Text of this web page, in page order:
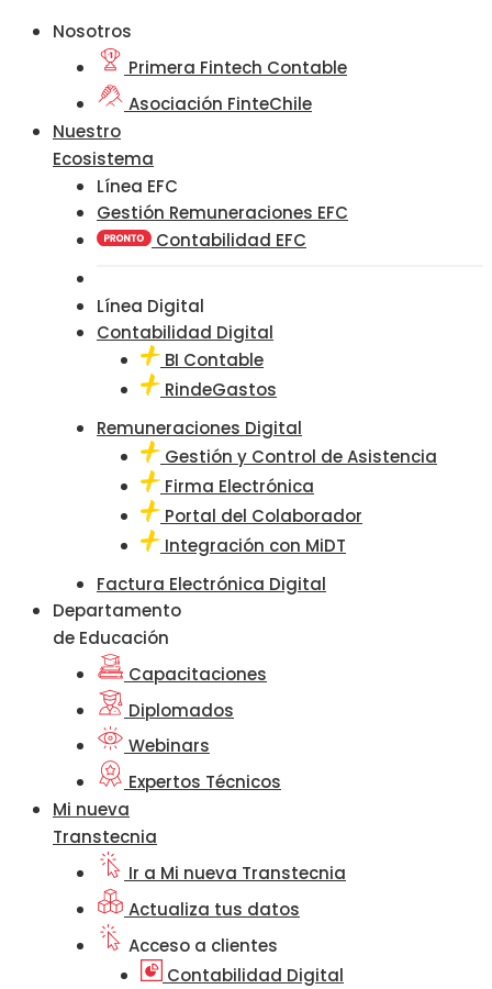
Nosotros
Primera Fintech Contable
Asociación FinteChile
Nuestro
Ecosistema
Línea EFC
Gestión Remuneraciones EFC
Contabilidad EFC
Línea Digital
Contabilidad Digital
BI Contable
RindeGastos
Remuneraciones Digital
Gestión y Control de Asistencia
Firma Electrónica
Portal del Colaborador
Integración con MiDT
Factura Electrónica Digital
Departamento
de Educación
Capacitaciones
Diplomados
Webinars
Expertos Técnicos
Mi nueva
Transtecnia
Ir a Mi nueva Transtecnia
Actualiza tus datos
Acceso a clientes
Contabilidad Digital